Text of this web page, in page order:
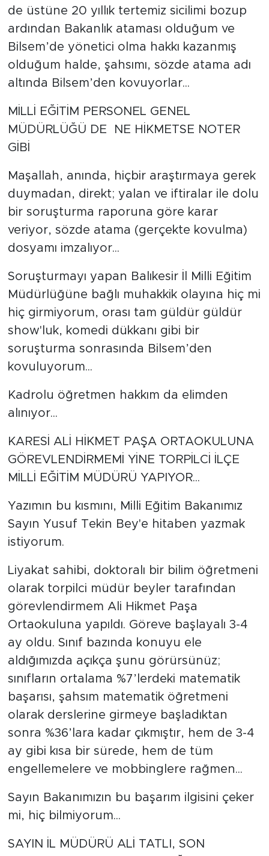
de üstüne 20 yıllık tertemiz sicilimi bozup
ardından Bakanlık ataması olduğum ve
Bilsem’de yönetici olma hakkı kazanmış
olduğum halde, şahsımı, sözde atama adı
altında Bilsem’den kovuyorlar...
MİLLİ EĞİTİM PERSONEL GENEL
MÜDÜRLÜĞÜ DE NE HİKMETSE NOTER
GİBİ
Maşallah, anında, hiçbir araştırmaya gerek
duymadan, direkt; yalan ve iftiralar ile dolu
bir soruşturma raporuna göre karar
veriyor, sözde atama (gerçekte kovulma)
dosyamı imzalıyor...
Soruşturmayı yapan Balıkesir İl Milli Eğitim
Müdürlüğüne bağlı muhakkik olayına hiç mi
hiç girmiyorum, orası tam güldür güldür
show'luk, komedi dükkanı gibi bir
soruşturma sonrasında Bilsem’den
kovuluyorum...
Kadrolu öğretmen hakkım da elimden
alınıyor...
KARESİ ALİ HİKMET PAŞA ORTAOKULUNA
GÖREVLENDİRMEMİ YİNE TORPİLCİ İLÇE
MİLLİ EĞİTİM MÜDÜRÜ YAPIYOR...
Yazımın bu kısmını, Milli Eğitim Bakanımız
Sayın Yusuf Tekin Bey'e hitaben yazmak
istiyorum.
Liyakat sahibi, doktoralı bir bilim öğretmeni
olarak torpilci müdür beyler tarafından
görevlendirmem Ali Hikmet Paşa
Ortaokuluna yapıldı. Göreve başlayalı 3-4
ay oldu. Sınıf bazında konuyu ele
aldığımızda açıkça şunu görürsünüz;
sınıfların ortalama %7’lerdeki matematik
başarısı, şahsım matematik öğretmeni
olarak derslerine girmeye başladıktan
sonra %36’lara kadar çıkmıştır, hem de 3-4
ay gibi kısa bir sürede, hem de tüm
engellemelere ve mobbinglere rağmen...
Sayın Bakanımızın bu başarım ilgisini çeker
mi, hiç bilmiyorum...
SAYIN İL MÜDÜRÜ ALİ TATLI, SON